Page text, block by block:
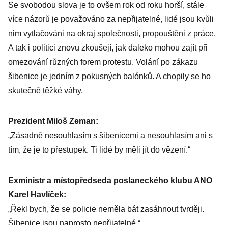
poslal do vězení
Se svobodou slova je to ovšem rok od roku horší, stále
více názorů je považováno za nepřijatelné, lidé jsou kvůli
nim vytlačováni na okraj společnosti, propouštěni z práce.
A tak i politici znovu zkoušejí, jak daleko mohou zajít při
omezování různých forem protestu. Volání po zákazu
šibenice je jedním z pokusných balónků. A chopily se ho
skutečně těžké váhy.
Prezident Miloš Zeman:
„Zásadně nesouhlasím s šibenicemi a nesouhlasím ani s
tím, že je to přestupek. Ti lidé by měli jít do vězení.“
Exministr a místopředseda poslaneckého klubu ANO
Karel Havlíček:
„Řekl bych, že se policie neměla bát zasáhnout tvrději.
Šibenice jsou naprosto nepřijatelné.“